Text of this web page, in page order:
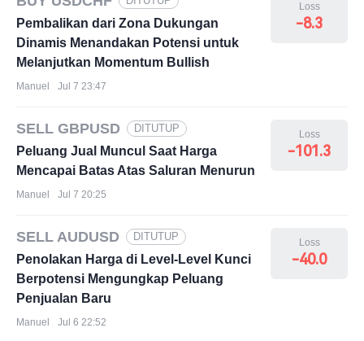
Pembalikan dari Zona Dukungan
Dinamis Menandakan Potensi untuk
Melanjutkan Momentum Bullish
Loss
-8.3
Manuel Jul 7 23:47
SELL GBPUSD DITUTUP
Peluang Jual Muncul Saat Harga
Mencapai Batas Atas Saluran Menurun
Loss
-101.3
Manuel Jul 7 20:25
SELL AUDUSD DITUTUP
Penolakan Harga di Level-Level Kunci
Berpotensi Mengungkap Peluang
Penjualan Baru
Loss
-40.0
Manuel Jul 6 22:52